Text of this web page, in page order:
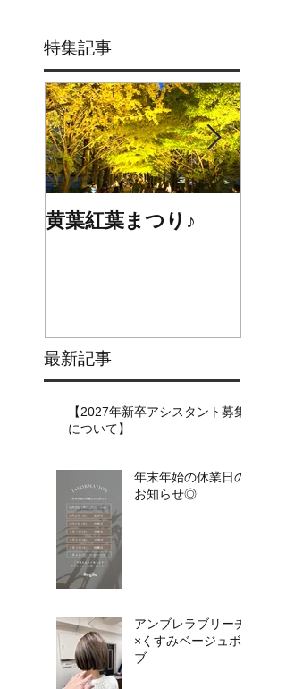
特集記事
黄葉紅葉まつり♪
最新記事
【2027年新卒アシスタント募集
について】​​
年末年始の休業日の
お知らせ◎
アンブレラブリーチ
×くすみベージュボ
ブ